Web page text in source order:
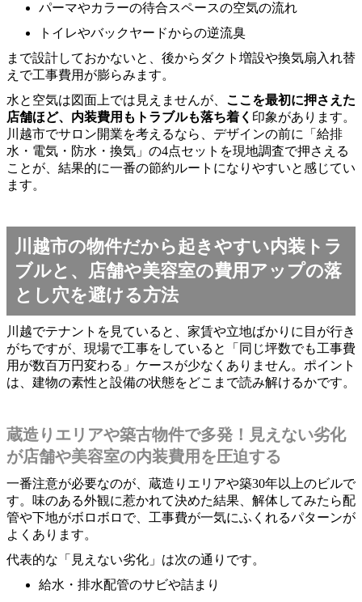
パーマやカラーの待合スペースの空気の流れ
トイレやバックヤードからの逆流臭
まで設計しておかないと、後からダクト増設や換気扇入れ替
えで工事費用が膨らみます。
水と空気は図面上では見えませんが、 ここを最初に押さえた
店舗ほど、内装費用もトラブルも落ち着く 印象があります。
川越市でサロン開業を考えるなら、デザインの前に「給排
水・電気・防水・換気」の4点セットを現地調査で押さえる
ことが、結果的に一番の節約ルートになりやすいと感じてい
ます。
川越市の物件だから起きやすい内装トラ
ブルと、店舗や美容室の費用アップの落
とし穴を避ける方法
川越でテナントを見ていると、家賃や立地ばかりに目が行き
がちですが、現場で工事をしていると「同じ坪数でも工事費
用が数百万円変わる」ケースが少なくありません。ポイント
は、建物の素性と設備の状態をどこまで読み解けるかです。
蔵造りエリアや築古物件で多発！見えない劣化
が店舗や美容室の内装費用を圧迫する
一番注意が必要なのが、蔵造りエリアや築30年以上のビルで
す。味のある外観に惹かれて決めた結果、解体してみたら配
管や下地がボロボロで、工事費が一気にふくれるパターンが
よくあります。
代表的な「見えない劣化」は次の通りです。
給水・排水配管のサビや詰まり